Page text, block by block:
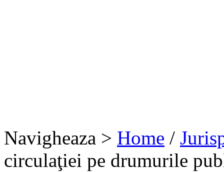
Navigheaza > Home /
circulaţiei pe drumurile